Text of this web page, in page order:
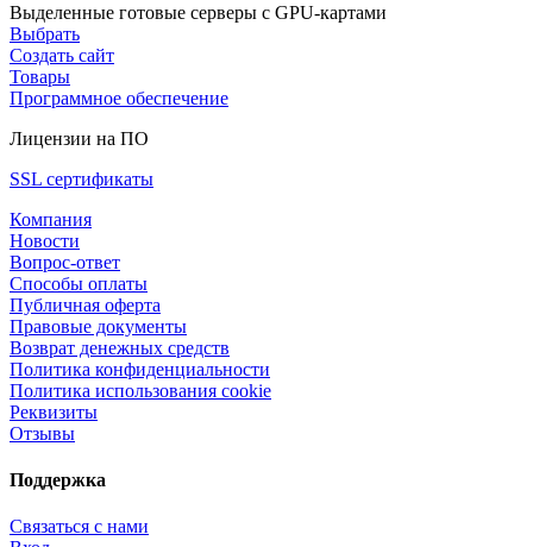
Выделенные готовые серверы с GPU-картами
Выбрать
Создать сайт
Товары
Программное обеспечение
Лицензии на ПО
SSL сертификаты
Компания
Новости
Вопрос-ответ
Способы оплаты
Публичная оферта
Правовые документы
Возврат денежных средств
Политика конфиденциальности
Политика использования cookie
Реквизиты
Отзывы
Поддержка
Связаться с нами